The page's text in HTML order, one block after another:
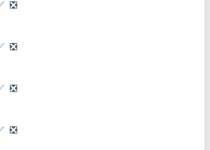
❎
❎
❎
❎